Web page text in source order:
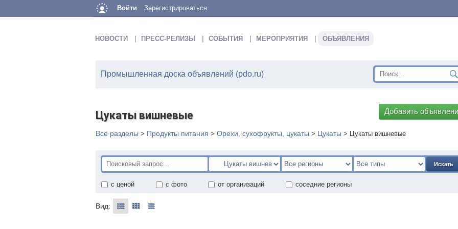
Войти Зарегистрироваться
НОВОСТИ ПРЕСС-РЕЛИЗЫ СОБЫТИЯ МЕРОПРИЯТИЯ ОБЪЯВЛЕНИЯ
Промышленная доска объявлений (pdo.ru)
Цукаты вишневые Добавить
Все разделы > Продукты питания > Орехи, сухофрукты, цукаты > Цукаты > Цукаты вишневые
Искать
с ценой с фото от организаций соседние регионы
Вид: